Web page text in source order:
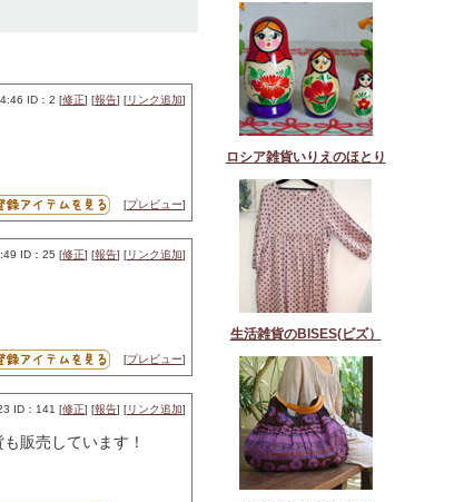
ID：2 [修正] [報告] [リンク追加]
[プレビュー]
ID：25 [修正] [報告] [リンク追加]
[プレビュー]
ID：141 [修正] [報告] [リンク追加]
販売しています！
ロシア雑貨いりえのほとり
生活雑貨のBISES(ビズ）